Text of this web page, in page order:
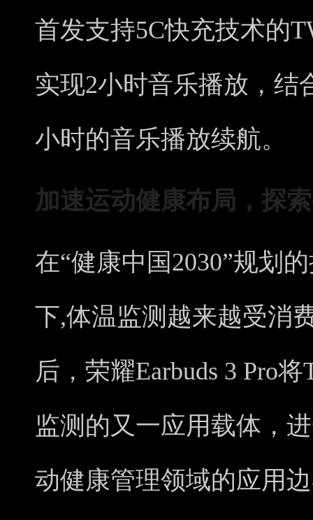
首发支持5C快充技术的
实现2小时音乐播放，结
小时的音乐播放续航。
加速运动健康布局，探索
在“健康中国2030”规划
下,体温监测越来越受消
后，荣耀Earbuds 3 Pro
监测的 又一应用载体，
动健康管理领域的应用